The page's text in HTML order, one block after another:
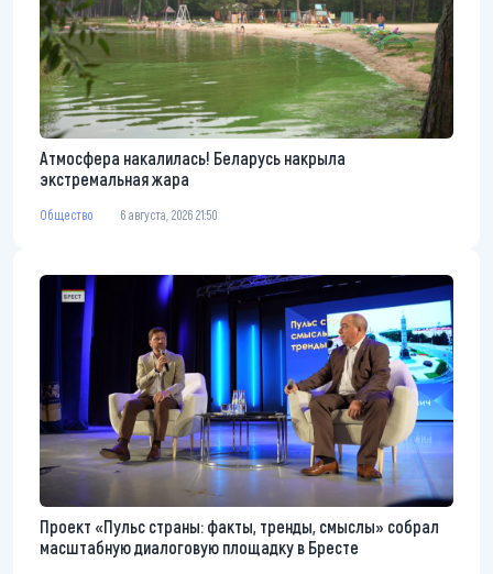
Атмосфера накалилась! Беларусь накрыла
экстремальная жара
Общество 6 августа, 2026 21:50
Проект «Пульс страны: факты, тренды, смыслы» собрал
масштабную диалоговую площадку в Бресте